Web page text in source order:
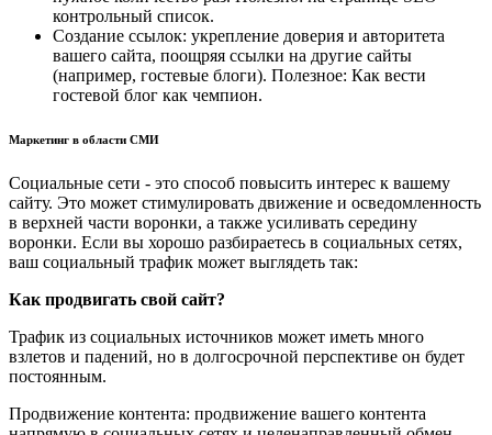
контрольный список.
Создание ссылок: укрепление доверия и авторитета
вашего сайта, поощряя ссылки на другие сайты
(например, гостевые блоги). Полезное: Как вести
гостевой блог как чемпион.
Маркетинг в области СМИ
Социальные сети - это способ повысить интерес к вашему
сайту. Это может стимулировать движение и осведомленность
в верхней части воронки, а также усиливать середину
воронки. Если вы хорошо разбираетесь в социальных сетях,
ваш социальный трафик может выглядеть так:
Как продвигать свой сайт?
Трафик из социальных источников может иметь много
взлетов и падений, но в долгосрочной перспективе он будет
постоянным.
Продвижение контента: продвижение вашего контента